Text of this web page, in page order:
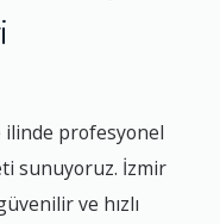
ilinde profesyonel
sunuyoruz. İzmir
ve hızlı